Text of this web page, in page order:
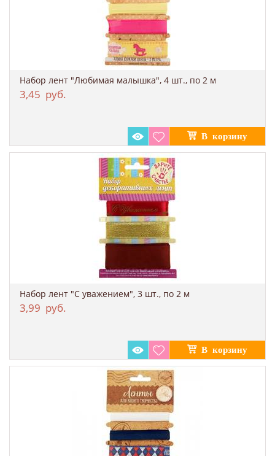
Набор лент "Любимая малышка", 4 шт., по 2 м
3,45 руб.
Набор лент "С уважением", 3 шт., по 2 м
3,99 руб.